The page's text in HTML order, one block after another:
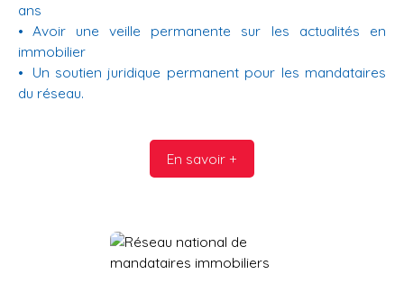
ans
Avoir une veille permanente sur les actualités en
immobilier
Un soutien juridique permanent pour les mandataires
du réseau.
En savoir +